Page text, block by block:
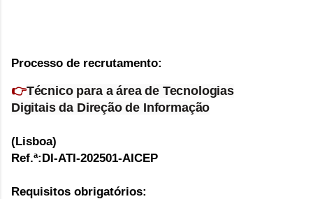
Processo de recrutamento:
👉Técnico para a área de Tecnologias
Digitaisda Direção de Informação
(Lisboa)
Ref.ª:DI-ATI-202501-AICEP
Requisitos obrigatórios: